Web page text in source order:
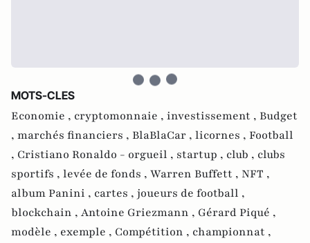
MOTS-CLES
Economie , cryptomonnaie , investissement , Budget
, marchés financiers , BlaBlaCar , licornes , Football
, Cristiano Ronaldo - orgueil , startup , club , clubs
sportifs , levée de fonds , Warren Buffett , NFT ,
album Panini , cartes , joueurs de football ,
blockchain , Antoine Griezmann , Gérard Piqué ,
modèle , exemple , Compétition , championnat ,